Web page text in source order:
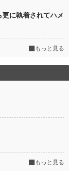
更に執着されてハメ
もっと見る
もっと見る